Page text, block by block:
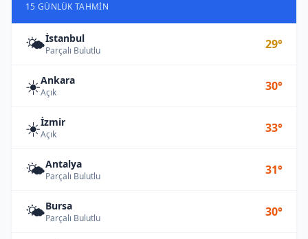
15 GÜNLÜK TAHMIN
🌤️İstanbul
Parçalı Bulutlu 29°
☀️Ankara
Açık 30°
☀️İzmir
Açık 33°
🌤️Antalya
Parçalı Bulutlu 31°
🌤️Bursa
Parçalı Bulutlu 30°